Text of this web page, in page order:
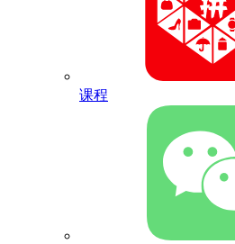
课程